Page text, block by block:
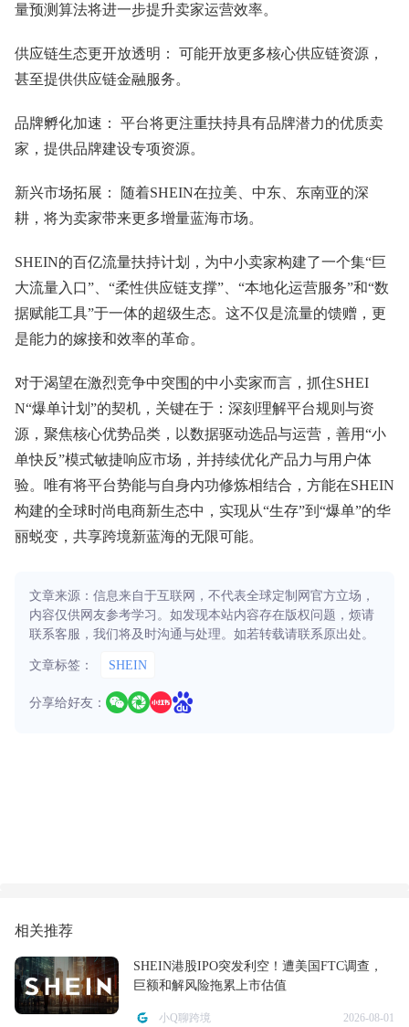
量预测算法将进一步提升卖家运营效率。
供应链生态更开放透明： 可能开放更多核心供应链资源，
甚至提供供应链金融服务。
品牌孵化加速： 平台将更注重扶持具有品牌潜力的优质卖
家，提供品牌建设专项资源。
新兴市场拓展： 随着SHEIN在拉美、中东、东南亚的深
耕，将为卖家带来更多增量蓝海市场。
SHEIN的百亿流量扶持计划，为中小卖家构建了一个集“巨
大流量入口”、“柔性供应链支撑”、“本地化运营服务”和“数
据赋能工具”于一体的超级生态。这不仅是流量的馈赠，更
是能力的嫁接和效率的革命。
对于渴望在激烈竞争中突围的中小卖家而言，抓住SHEI
N“爆单计划”的契机，关键在于：深刻理解平台规则与资
源，聚焦核心优势品类，以数据驱动选品与运营，善用“小
单快反”模式敏捷响应市场，并持续优化产品力与用户体
验。唯有将平台势能与自身内功修炼相结合，方能在SHEIN
构建的全球时尚电商新生态中，实现从“生存”到“爆单”的华
丽蜕变，共享跨境新蓝海的无限可能。
文章来源：信息来自于互联网，不代表全球定制网官方立场，
内容仅供网友参考学习。如发现本站内容存在版权问题，烦请
联系客服，我们将及时沟通与处理。如若转载请联系原出处。
文章标签： SHEIN
分享给好友：
相关推荐
SHEIN港股IPO突发利空！遭美国FTC调查，
巨额和解风险拖累上市估值
小Q聊跨境 2026-08-01